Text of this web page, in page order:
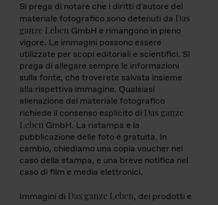
Si prega di notare che i diritti d'autore del
materiale fotografico sono detenuti da Das
ganze Leben GmbH e rimangono in pieno
vigore. Le immagini possono essere
utilizzate per scopi editoriali e scientifici. Si
prega di allegare sempre le informazioni
sulla fonte, che troverete salvata insieme
alla rispettiva immagine. Qualsiasi
alienazione del materiale fotografico
richiede il consenso esplicito di Das ganze
Leben GmbH. La ristampa e la
pubblicazione delle foto è gratuita. In
cambio, chiediamo una copia voucher nel
caso della stampa, e una breve notifica nel
caso di film e media elettronici.
Immagini di Das ganze Leben, dei prodotti e